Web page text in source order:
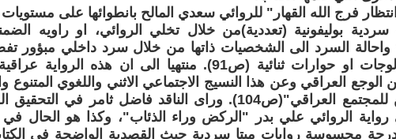
فرج الله القهار" للروائي سعدي المالح بانطوائها على
سردية بوليفونية (تعددية)من خلال تخلي الروائي، او راويه
واحالة السرد الى الشخصيات ذاتها من خلال سرد داخلي مبؤور
الشخصيات عن منولوجات او حوارات ثنائية (ص91). منتهيا الى ان هذه
الوجع العراقي وعن هذا النسيج الاجتماعي الاثني واللغوي المتنوع
الفسيفسائي المتباين للمجتمع العراقي"(ص104). وراى الناقد فاضل ثامر في
رواية الروائي علي بدر "الركض وراء الذئاب"، وكذا هو الحال في
محسوسة روايات ميتا سردية حيث القصدية الواضحة في